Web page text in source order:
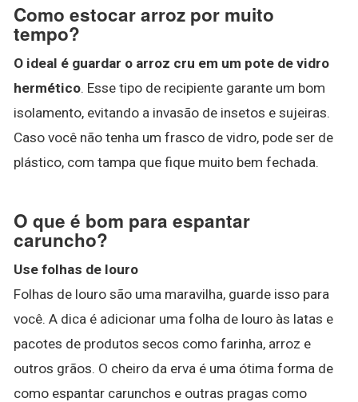
Como estocar arroz por muito
tempo?
O ideal é guardar o arroz cru em um pote de vidro
hermético. Esse tipo de recipiente garante um bom
isolamento, evitando a invasão de insetos e sujeiras.
Caso você não tenha um frasco de vidro, pode ser de
plástico, com tampa que fique muito bem fechada.
O que é bom para espantar
caruncho?
Use folhas de louro
Folhas de louro são uma maravilha, guarde isso para
você. A dica é adicionar uma folha de louro às latas e
pacotes de produtos secos como farinha, arroz e
outros grãos. O cheiro da erva é uma ótima forma de
como espantar carunchos e outras pragas como